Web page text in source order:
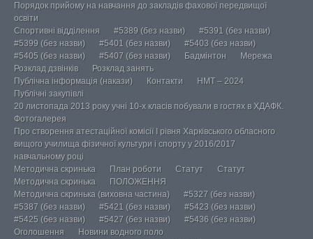
Порядок прийому на навчання до закладів фахової передвищої
освіти
Спортивні відділення
#5389 (без назви)
#5391 (без назви)
#5399 (без назви)
#5401 (без назви)
#5403 (без назви)
#5405 (без назви)
#5407 (без назви) Бадмінтон
Мережа
Розклад дзвінків
Розклад занять
Публічна інформація (накази)
Контакти
НМТ – 2024
Публічні закупівлі
20 листопада 2013 року учні 10-х класів побували в гостях в ХДАФК.
Фотогалерея
Про створення атестаційної комісії І рівня Харківського обласного
вищого училища фізичної культури і спорту у 2016/2017
навчальному році
Методична скринька
План роботи Статут
Статут
Методична скринька
ПОЛОЖЕННЯ
Методична скринька (виховна частина)
#5327 (без назви)
#5387 (без назви)
#5421 (без назви)
#5423 (без назви)
#5425 (без назви)
#5427 (без назви)
#5436 (без назви)
Оголошення
Новини водного поло